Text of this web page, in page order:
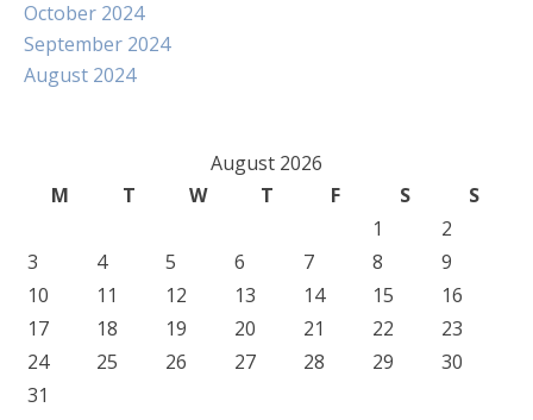
October 2024
September 2024
August 2024
August 2026
M
T W T F S
S
1
2
3
4 5 6 7 8
9
10
11 12 13 14 15
16
17
18 19 20 21 22
23
24
25 26 27 28 29
30
31